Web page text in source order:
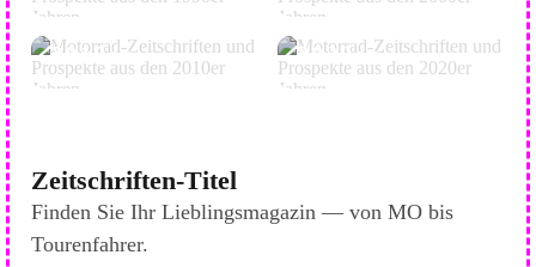
GS · MULTISTRADA ·
2010er
BONNEVILLE · V7 ·
2020er
Zeitschriften-Titel
Finden Sie Ihr Lieblingsmagazin — von MO bis
Tourenfahrer.